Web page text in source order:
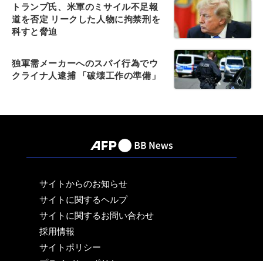
トランプ氏、米軍のミサイル不足報
道を否定 リークした人物に拘禁刑を
科すと脅迫
独軍需メーカーへのスパイ行為でウ
クライナ人逮捕 「破壊工作の準備」
サイトからのお知らせ
サイトに関するヘルプ
サイトに関するお問い合わせ
採用情報
サイトポリシー